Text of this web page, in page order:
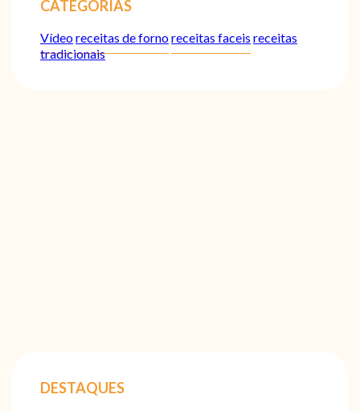
CATEGORIAS
Vídeoreceitas de fornoreceitas faceis receitas
tradicionais
DESTAQUES